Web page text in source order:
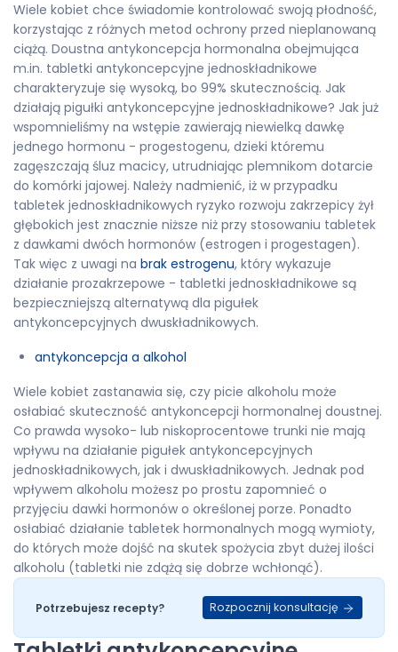
Wiele kobiet chce świadomie kontrolować swoją płodność,
korzystając z różnych metod ochrony przed nieplanowaną
ciążą. Doustna antykoncepcja hormonalna obejmująca
m.in. tabletki antykoncepcyjne jednoskładnikowe
charakteryzuje się wysoką, bo 99% skutecznością. Jak
działają pigułki antykoncepcyjne jednoskładnikowe? Jak już
wspomnieliśmy na wstępie zawierają niewielką dawkę
jednego hormonu - progestogenu, dzieki któremu
zagęszczają śluz macicy, utrudniając plemnikom dotarcie
do komórki jajowej. Należy nadmienić, iż w przypadku
tabletek jednoskładnikowych ryzyko rozwoju zakrzepicy żył
głębokich jest znacznie niższe niż przy stosowaniu tabletek
z dawkami dwóch hormonów (estrogen i progestagen).
Tak więc z uwagi na brak estrogenu, który wykazuje
działanie prozakrzepowe - tabletki jednoskładnikowe są
bezpieczniejszą alternatywą dla pigułek
antykoncepcyjnych dwuskładnikowych.
antykoncepcja a alkohol
Wiele kobiet zastanawia się, czy picie alkoholu może
osłabiać skuteczność antykoncepcji hormonalnej doustnej.
Co prawda wysoko- lub niskoprocentowe trunki nie mają
wpływu na działanie pigułek antykoncepcyjnych
jednoskładnikowych, jak i dwuskładnikowych. Jednak pod
wpływem alkoholu możesz po prostu zapomnieć o
przyjęciu dawki hormonów o określonej porze. Ponadto
osłabiać działanie tabletek hormonalnych mogą wymioty,
do których może dojść na skutek spożycia zbyt dużej ilości
alkoholu (tabletki nie zdążą się dobrze wchłonąć).
Potrzebujesz recepty? Rozpocznij konsultację